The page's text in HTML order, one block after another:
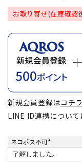
お取り寄せ(在庫確認
新規会員登録はコチラ
LINE ID連携について
ネコポス不可
(
必
須